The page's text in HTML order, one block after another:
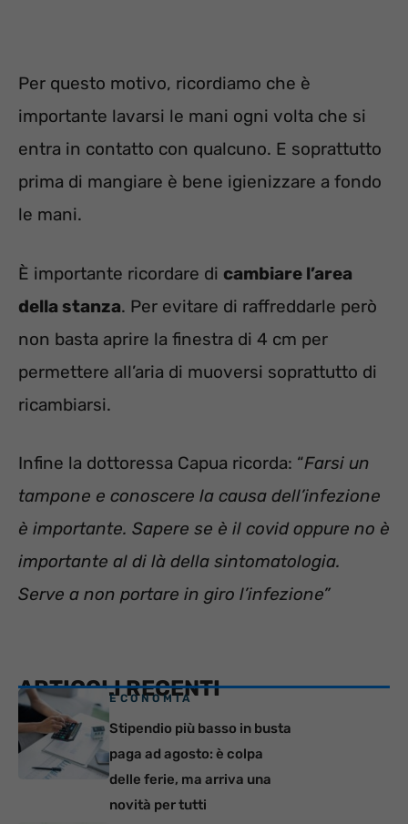
Per questo motivo, ricordiamo che è
importante lavarsi le mani ogni volta che si
entra in contatto con qualcuno. E soprattutto
prima di mangiare è bene igienizzare a fondo
le mani.
È importante ricordare di cambiare l’area
della stanza. Per evitare di raffreddarle però
non basta aprire la finestra di 4 cm per
permettere all’aria di muoversi soprattutto di
ricambiarsi.
Infine la dottoressa Capua ricorda: “Farsi un
tampone e conoscere la causa dell’infezione
è importante. Sapere se è il covid oppure no è
importante al di là della sintomatologia.
Serve a non portare in giro l’infezione”
ARTICOLI RECENTI
ECONOMIA
Stipendio più basso in busta
paga ad agosto: è colpa
delle ferie, ma arriva una
novità per tutti